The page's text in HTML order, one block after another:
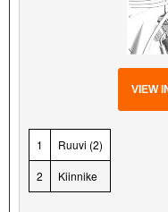
VIEW
1 Ruuvi (2)
2 Kiinnike